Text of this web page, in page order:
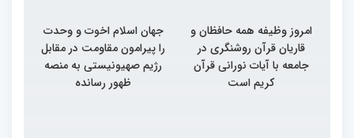
امروز وظیفه همه حافظان و
قاریان قرآن روشنگری در
جامعه با آیات نورانی قرآن
کریم است
جهان اسلام اخوت و وحدت
را پیرامون مقاومت در مقابل
رژیم صهیونیستی به منصه
ظهور رسانده